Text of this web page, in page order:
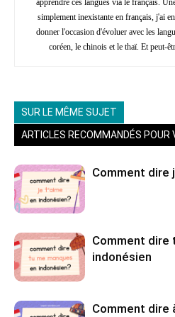
apprendre ces langues via le français.
simplement inexistante en français, j'ai
donner l'occasion d'évoluer avec les
coréen, le chinois et le thaï. Et peut-
SUR LE MÊME SUJET
ARTICLES RECOMMANDÉS POUR
Comment dire
Comment dire
indonésien
Comment dire